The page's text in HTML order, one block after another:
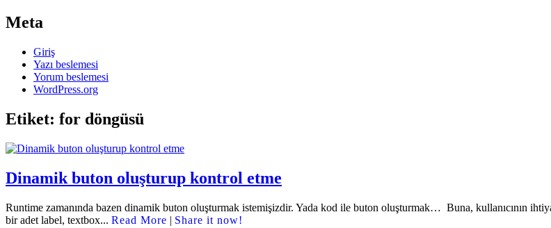
Meta
Giriş
Yazı beslemesi
Yorum beslemesi
WordPress.org
Etiket: for döngüsü
Dinamik buton oluşturup kontrol etme
Runtime zamanında bazen dinamik buton oluşturmak istemişizdir. Yada kod ile buton oluşturmak… Buna, kullanıcının
bir adet label, textbox... Read More | Share it now!